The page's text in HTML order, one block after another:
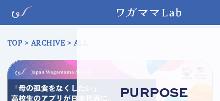
PURPOSE
TOP > ARCHIVE > ALL